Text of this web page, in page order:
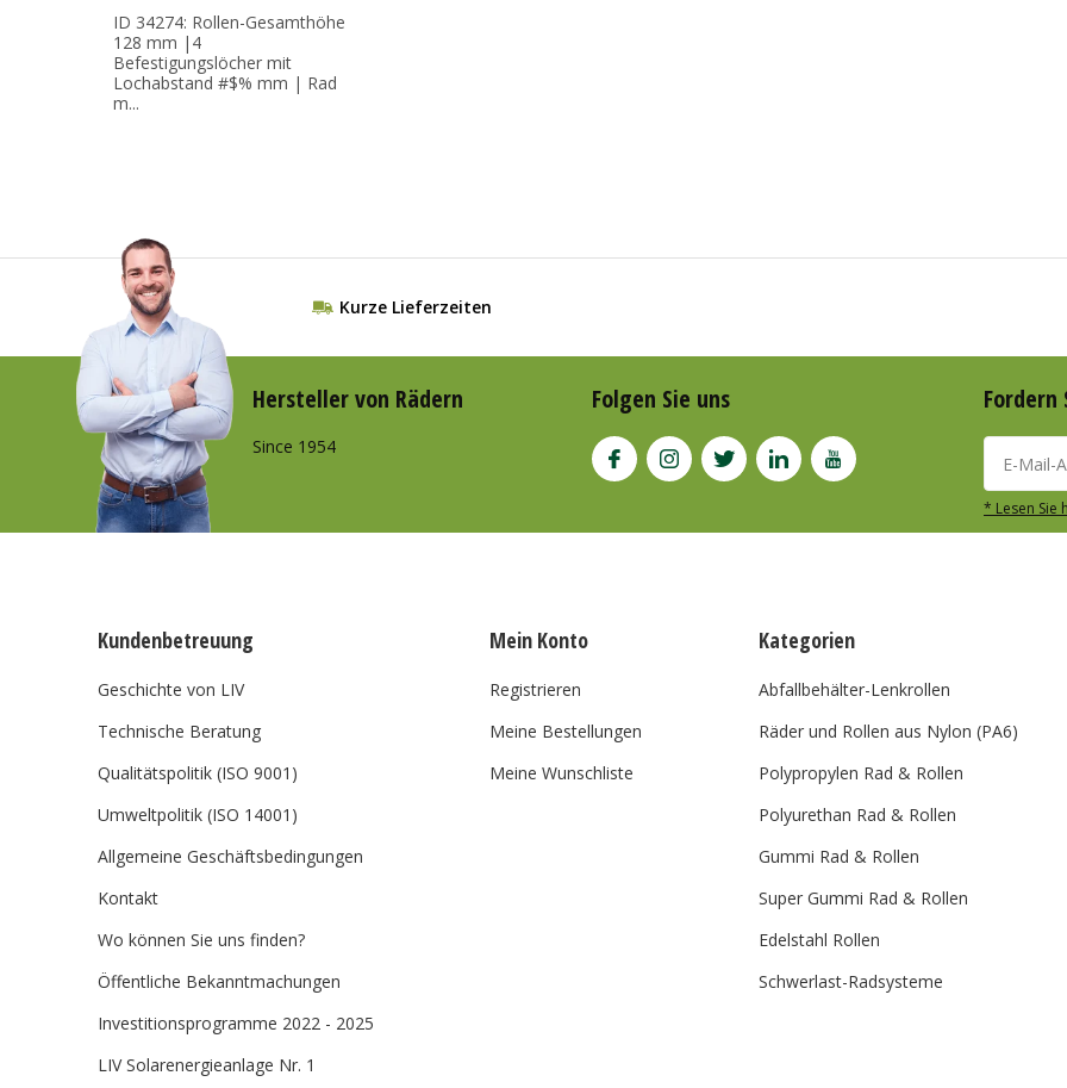
ID 34274: Rollen-Gesamthöhe
128 mm |4
Befestigungslöcher mit
Lochabstand #$% mm | Rad
m...
Kurze Lieferzeiten
Hersteller von Rädern
Since 1954
Folgen Sie uns Fordern
* Lesen Sie
Kundenbetreuung
Geschichte von LIV
Technische Beratung
Qualitätspolitik (ISO 9001)
Umweltpolitik (ISO 14001)
Allgemeine Geschäftsbedingungen
Kontakt
Wo können Sie uns finden?
Öffentliche Bekanntmachungen
Investitionsprogramme 2022 - 2025
LIV Solarenergieanlage Nr. 1
Mein Konto
Registrieren
Meine Bestellungen
Meine Wunschliste
Kategorien
Abfallbehälter-Lenkrollen
Räder und Rollen aus Nylon (PA6)
Polypropylen Rad & Rollen
Polyurethan Rad & Rollen
Gummi Rad & Rollen
Super Gummi Rad & Rollen
Edelstahl Rollen
Schwerlast-Radsysteme